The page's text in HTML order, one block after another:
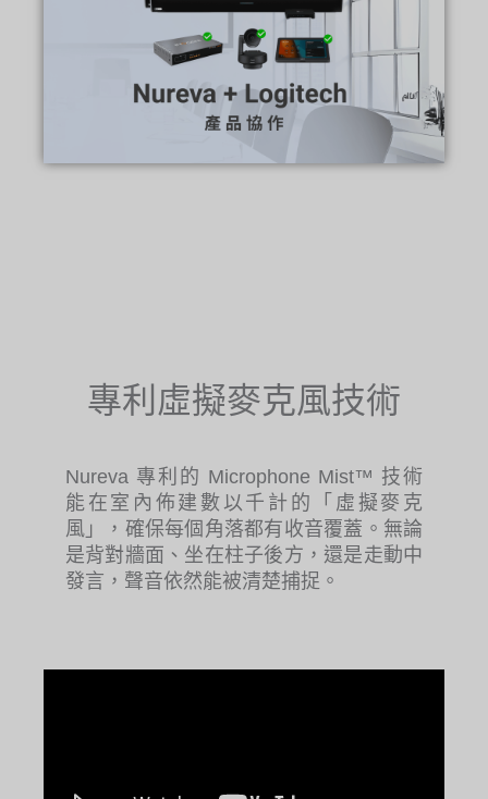
專利虛擬麥克風技術
Nureva 專利的 Microphone Mist™ 技術
能在室內佈建數以千計的「虛擬麥克
風」，確保每個角落都有收音覆蓋。無論
是背對牆面、坐在柱子後方，還是走動中
發言，聲音依然能被清楚捕捉。